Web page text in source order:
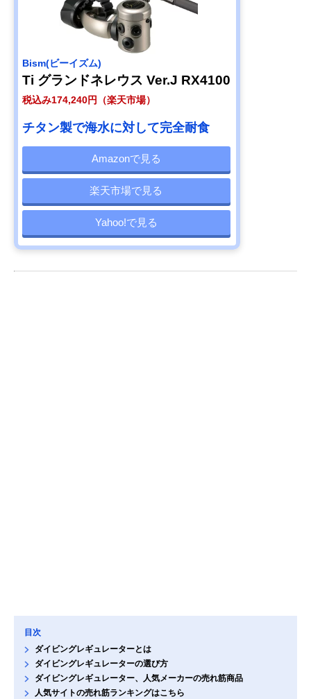
Bism(ビーイズム)
Ti グランドネレウス Ver.J RX4100
税込み174,240円（楽天市場）
チタン製で海水に対して完全耐食
Amazonで見る
楽天市場で見る
Yahoo!で見る
目次
ダイビングレギュレーターとは
ダイビングレギュレーターの選び方
ダイビングレギュレーター、人気メーカーの売れ筋商品
人気サイトの売れ筋ランキングはこちら